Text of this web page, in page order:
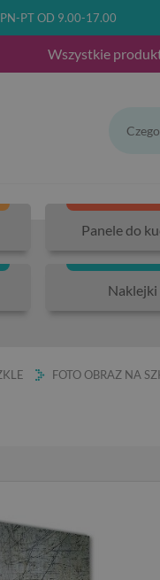
PN-PT OD 9.00-17.00
Wszystkie
Panele do
Naklejki
FOTO OBRAZ NA